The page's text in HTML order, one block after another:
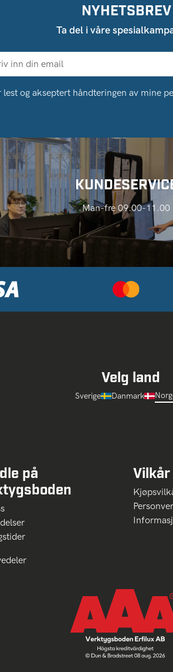
NYHETSBREV
Ta del i våre
lest og akseptert håndteringen av mine
Man-fre 09.00-11.00
Velg land
Sverige Danmark
på
Vilkår